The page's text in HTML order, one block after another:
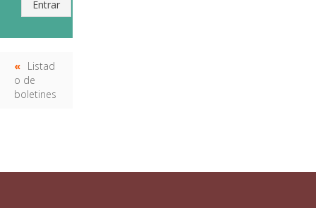
Entrar
Listad
o de
boletines